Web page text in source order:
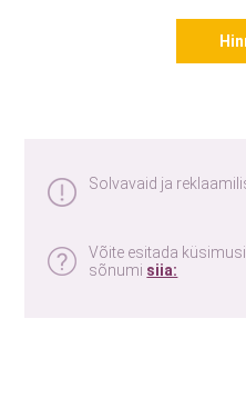
Solvavaid ja
Võite esitada
sõnumi siia: